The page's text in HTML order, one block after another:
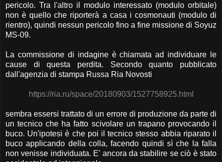
pericolo. Tra l'altro il modulo interessato (modulo orbitale)
non è quello che riporterà a casa i cosmonauti (modulo di
rientro), quindi nessun pericolo fino a fine missione di Soyuz
MS-09.
La commissione di indagine è chiamata ad individuare le
cause di questa perdita. Secondo quanto pubblicato
dall'agenzia di stampa Russa Ria Novosti
https://ria.ru/space/20180903/1527758925.html
sembra essersi trattato di un errore di produzione da parte di
un tecnico che ha fatto scivolare un trapano provocando il
buco. Un'ipotesi è che poi il tecnico stesso abbia riparato il
buco applicando della colla, facendo quindi sì che la falla
non venisse individuata. E' ancora da stabilire se ciò è stato